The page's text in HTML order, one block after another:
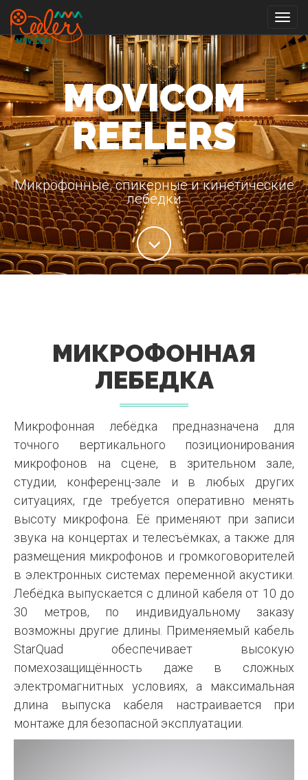
MOVICOM
REELERS
Микрофонные, спикерные и кинетические
лебедки
МИКРОФОННАЯ
ЛЕБЕДКА
Микрофонная лебёдка предназначена для
точного вертикального позиционирования
микрофонов на сцене, в зрительном зале,
студии, конференц-зале и в любых других
ситуациях, где требуется оперативно менять
высоту микрофона. Её применяют при записи
звука на концертах и телесъёмках, а также для
размещения микрофонов и громкоговорителей
в электронных системах переменной акустики.
Лебёдка выпускается с длиной кабеля от 10 до
30 метров, по индивидуальному заказу
возможны другие длины. Применяемый кабель
StarQuad обеспечивает высокую
помехозащищённость даже в сложных
электромагнитных условиях, а максимальная
длина выпуска кабеля настраивается при
монтаже для безопасной эксплуатации.